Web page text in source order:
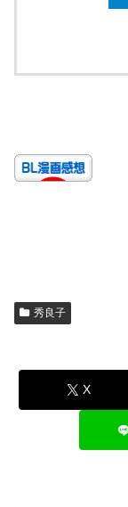
秀良子
X